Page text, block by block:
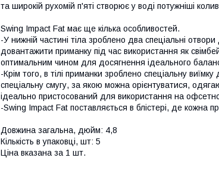
та широкій рухомій п'яті створює у воді потужніші
Swing Impact Fat має ще кілька особливостей.
-У нижній частині тіла зроблено два спеціальні
довантажити приманку під час використання як
оптимальним чином для досягнення ідеального
-Крім того, в тілі приманки зроблено спеціальну
спеціальну смугу, за якою можна орієнтуватися,
ідеально пристосований для використання на
-Swing Impact Fat поставляється в блістері, де кожна
Довжина загальна, дюйм: 4,8
Кількість в упаковці, шт: 5
Ціна вказана за 1 шт.